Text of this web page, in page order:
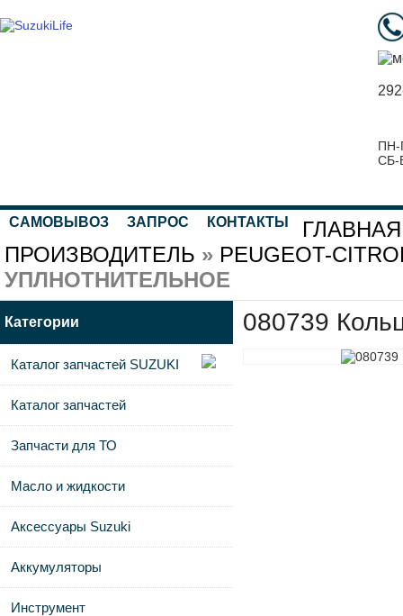
ПН-
СБ-
САМОВЫВОЗ ЗАПРОС КОНТАКТЫ ГЛАВНАЯ
ПРОИЗВОДИТЕЛЬ » PEUGEOT-
УПЛНОТНИТЕЛЬНОЕ
080739
Категории
Каталог запчастей SUZUKI
Каталог запчастей
Запчасти для ТО
Масло и жидкости
Аксессуары Suzuki
Аккумуляторы
Инструмент